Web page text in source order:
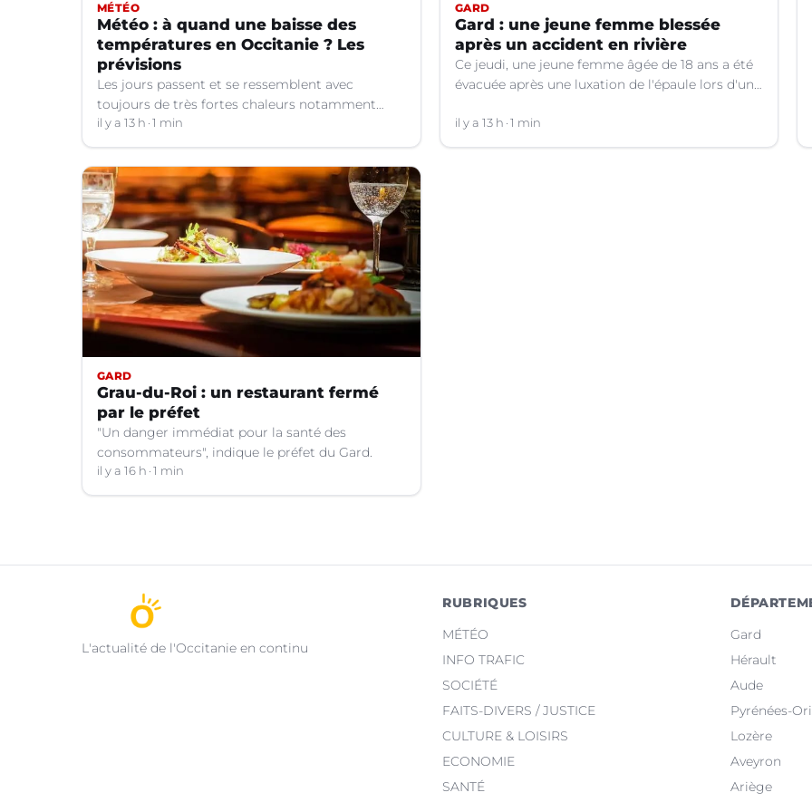
MÉTÉO
Météo : à quand une baisse des
températures en Occitanie ? Les
prévisions
Les jours passent et se ressemblent avec
toujours de très fortes chaleurs notamment
dans le Languedoc. Jusqu’à quand ?
il y a 13 h 1 min
GARD
Gard : une jeune femme blessée
après un accident en rivière
Ce jeudi, une jeune femme âgée de 18 ans a été
évacuée après une luxation de l'épaule lors d'un
Valborgne (Gard).
il y a 13 h 1 min
GARD
Grau-du-Roi : un restaurant fermé
par le préfet
"Un danger immédiat pour la santé des
consommateurs", indique le préfet du Gard.
il y a 16 h 1 min
L'actualité de l'Occitanie en continu
RUBRIQUES
MÉTÉO
INFO TRAFIC
SOCIÉTÉ
FAITS-DIVERS / JUSTICE
CULTURE & LOISIRS
ECONOMIE
SANTÉ
Gard
Hérault
Aude
Pyrénées-
Lozère
Aveyron
Ariège